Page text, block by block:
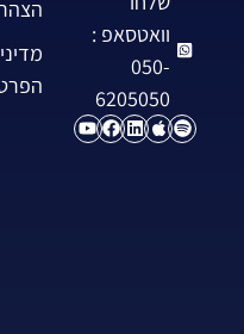
וואטסאפ :
050-
6205050